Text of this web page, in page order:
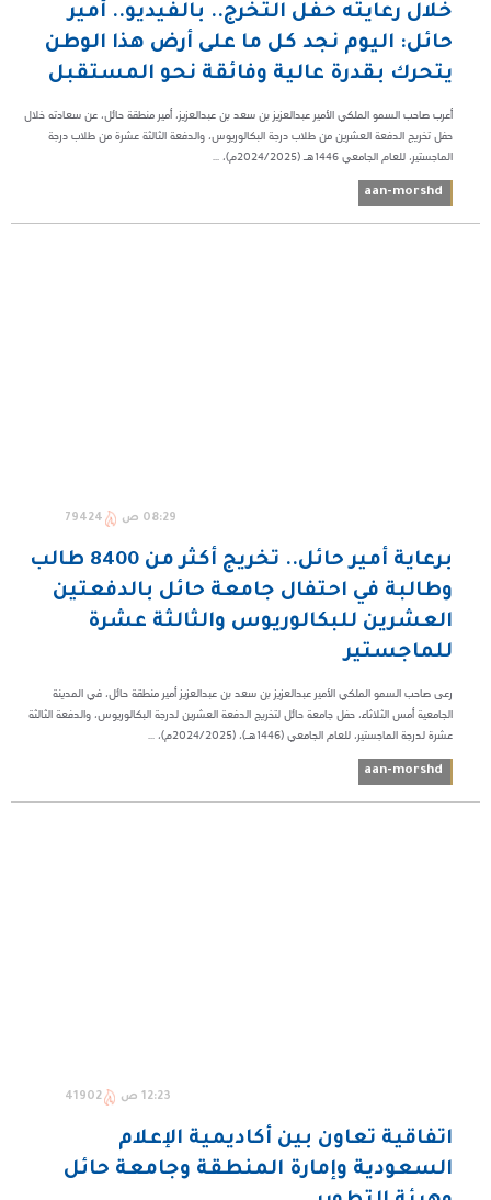
خلال رعايته حفل التخرج.. بالفيديو.. أمير
حائل: اليوم نجد كل ما على أرض هذا الوطن
يتحرك بقدرة عالية وفائقة نحو المستقبل
أعرب صاحب السمو الملكي الأمير عبدالعزيز بن سعد بن عبدالعزيز، أمير منطقة حائل، عن سعادته خلال
حفل تخريج الدفعة العشرين من طلاب درجة البكالوريوس، والدفعة الثالثة عشرة من طلاب درجة
الماجستير، للعام الجامعي 1446هـ (2024/2025م)، ...
aan-morshd
08:29 ص 79424
برعاية أمير حائل.. تخريج أكثر من 8400 طالب
وطالبة في احتفال جامعة حائل بالدفعتين
العشرين للبكالوريوس والثالثة عشرة
للماجستير
رعى صاحب السمو الملكي الأمير عبدالعزيز بن سعد بن عبدالعزيز أمير منطقة حائل، في المدينة
الجامعية أمس الثلاثاء، حفل جامعة حائل لتخريج الدفعة العشرين لدرجة البكالوريوس، والدفعة الثالثة
عشرة لدرجة الماجستير، للعام الجامعي (1446هـ)، (2024/2025م)، ...
aan-morshd
12:23 ص 41902
اتفاقية تعاون بين أكاديمية الإعلام
السعودية وإمارة المنطقة وجامعة حائل